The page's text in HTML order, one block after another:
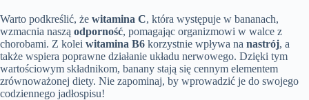
Warto podkreślić, że witamina C, która występuje w bananach,
wzmacnia naszą odporność, pomagając organizmowi w walce z
chorobami. Z kolei witamina B6 korzystnie wpływa na nastrój, a
także wspiera poprawne działanie układu nerwowego. Dzięki tym
wartościowym składnikom, banany stają się cennym elementem
zrównoważonej diety. Nie zapominaj, by wprowadzić je do swojego
codziennego jadłospisu!